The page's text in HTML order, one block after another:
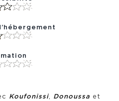
Koufonissi, Donoussa et